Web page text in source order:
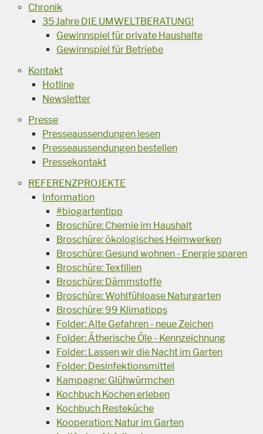
Chronik
35 Jahre DIE UMWELTBERATUNG!
Gewinnspiel für private Haushalte
Gewinnspiel für Betriebe
Kontakt
Hotline
Newsletter
Presse
Presseaussendungen lesen
Presseaussendungen bestellen
Pressekontakt
REFERENZPROJEKTE
Information
#biogartentipp
Broschüre: Chemie im Haushalt
Broschüre: ökologisches Heimwerken
Broschüre: Gesund wohnen - Energie sparen
Broschüre: Textilien
Broschüre: Dämmstoffe
Broschüre: Wohlfühloase Naturgarten
Broschüre: 99 Klimatipps
Folder: Alte Gefahren - neue Zeichen
Folder: Ätherische Öle - Kennzeichnung
Folder: Lassen wir die Nacht im Garten
Folder: Desinfektionsmittel
Kampagne: Glühwürmchen
Kochbuch Kochen erleben
Kochbuch Resteküche
Kooperation: Natur im Garten